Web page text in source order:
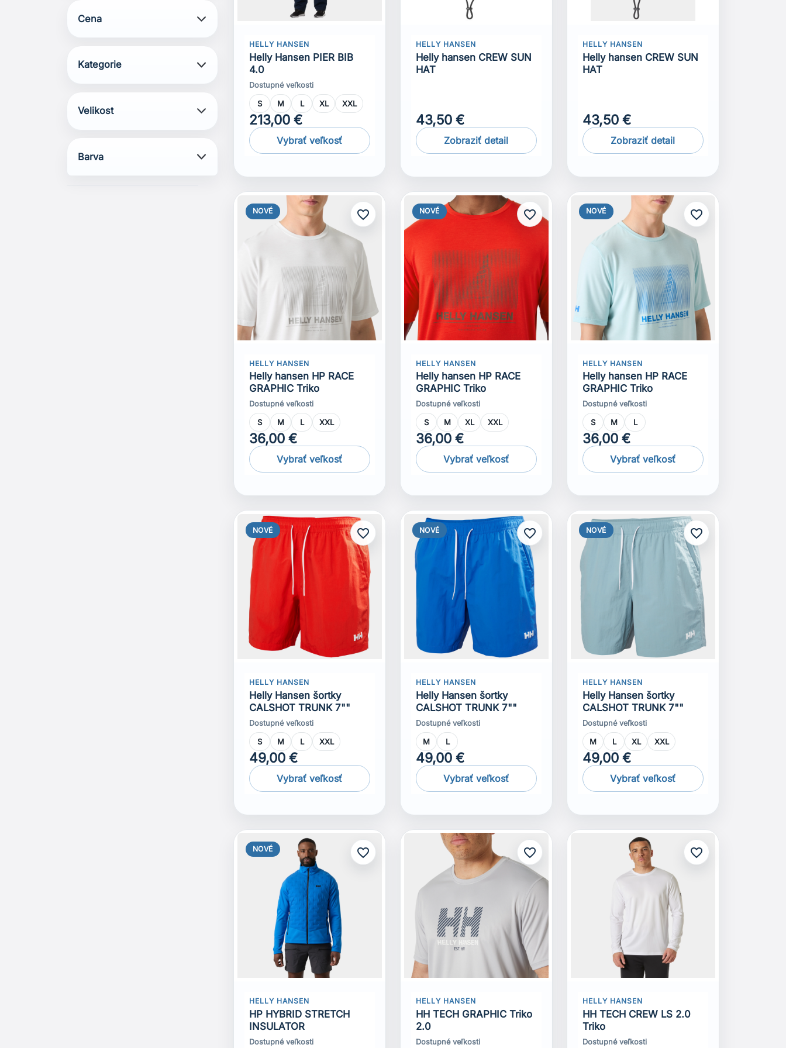
Cena
Kategorie
Velikost
Barva
HELLY HANSEN
Helly Hansen PIER BIB
4.0
Dostupné veľkosti
S M L XL XXL
213,00 €
Vybrať veľkosť
HELLY HANSEN
Helly hansen CREW SUN
HAT
43,50 €
Zobraziť detail
HELLY HANSEN
Helly hansen CREW SUN
HAT
43,50 €
Zobraziť detail
NOVÉ favorite_border
HELLY HANSEN
Helly hansen HP RACE
GRAPHIC Triko
Dostupné veľkosti
S M L XXL
36,00 €
Vybrať veľkosť
NOVÉ favorite_border
HELLY HANSEN
Helly hansen HP RACE
GRAPHIC Triko
Dostupné veľkosti
S M XL XXL
36,00 €
Vybrať veľkosť
NOVÉ favorite_border
HELLY HANSEN
Helly hansen HP RACE
GRAPHIC Triko
Dostupné veľkosti
S M L
36,00 €
Vybrať veľkosť
NOVÉ favorite_border
HELLY HANSEN
Helly Hansen šortky
CALSHOT TRUNK 7""
Dostupné veľkosti
S M L XXL
49,00 €
Vybrať veľkosť
NOVÉ favorite_border
HELLY HANSEN
Helly Hansen šortky
CALSHOT TRUNK 7""
Dostupné veľkosti
M L
49,00 €
Vybrať veľkosť
NOVÉ favorite_border
HELLY HANSEN
Helly Hansen šortky
CALSHOT TRUNK 7""
Dostupné veľkosti
M L XL XXL
49,00 €
Vybrať veľkosť
NOVÉ favorite_border
HELLY HANSEN
HP HYBRID STRETCH
INSULATOR
Dostupné veľkosti
favorite_border
HELLY HANSEN
HH TECH GRAPHIC Triko
2.0
Dostupné veľkosti
favorite_border
HELLY HANSEN
HH TECH CREW LS 2.0
Triko
Dostupné veľkosti